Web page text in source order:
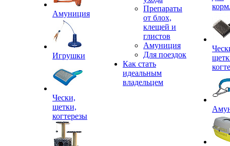
Амуниция
Игрушки
Чески,
щетки,
когтерезы
Препараты
от блох,
клещей и
глистов
Амуниция
Для поездок
Как стать
идеальным
владельцем